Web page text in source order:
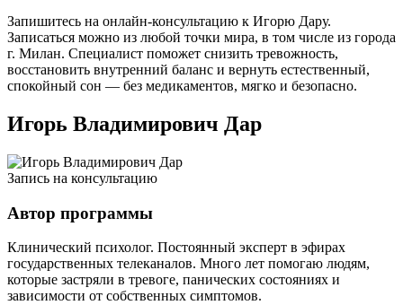
Запишитесь на онлайн-консультацию к Игорю Дару.
Записаться можно из любой точки мира, в том числе из города
г. Милан. Специалист поможет снизить тревожность,
восстановить внутренний баланс и вернуть естественный,
спокойный сон — без медикаментов, мягко и безопасно.
Игорь Владимирович Дар
Запись на консультацию
Автор программы
Клинический психолог. Постоянный эксперт в эфирах
государственных телеканалов. Много лет помогаю людям,
которые застряли в тревоге, панических состояниях и
зависимости от собственных симптомов.